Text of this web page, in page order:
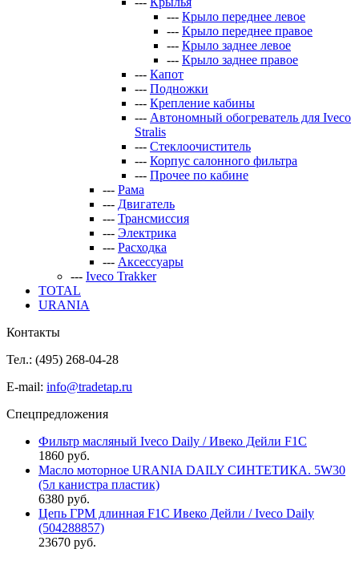
--- Крыло переднее левое
--- Крыло переднее правое
--- Крыло заднее левое
--- Крыло заднее правое
--- Капот
--- Подножки
--- Крепление кабины
--- Автономный обогреватель для Iveco
Stralis
--- Стеклоочиститель
--- Корпус салонного фильтра
--- Прочее по кабине
--- Рама
--- Двигатель
--- Трансмиссия
--- Электрика
--- Расходка
--- Аксессуары
--- Iveco Trakker
TOTAL
URANIA
Контакты
Тел.: (495) 268-04-28
E-mail: info@tradetap.ru
Спецпредложения
Фильтр масляный Iveco Daily / Ивеко Дейли F1C
1860 руб.
Масло моторное URANIA DAILY СИНТЕТИКА. 5W30
(5л канистра пластик)
6380 руб.
Цепь ГРМ длинная F1C Ивеко Дейли / Iveco Daily
(504288857)
23670 руб.